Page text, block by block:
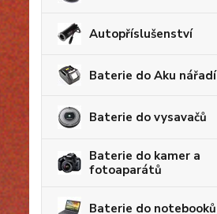
Autopříslušenství
Baterie do Aku nářadí
Baterie do vysavačů
Baterie do kamer a
fotoaparátů
Baterie do notebooků